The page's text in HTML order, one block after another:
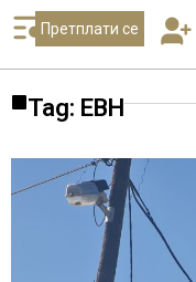
Претплати се
Tag: ЕВН